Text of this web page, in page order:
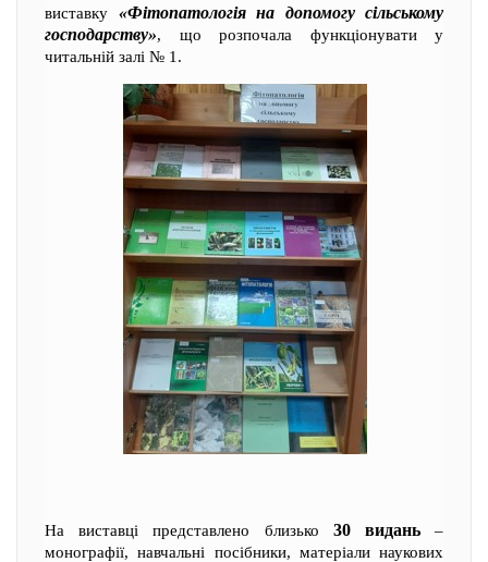
виставку «Фітопатологія на допомогу сільському
господарству», що розпочала функціонувати у
читальній залі № 1.
На виставці представлено близько 30 видань–
монографії, навчальні посібники, матеріали наукових